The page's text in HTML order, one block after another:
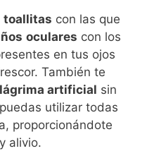
toallitas con las que
oculares con los
en tus ojos
También te
lágrima artificial sin
utilizar todas
proporcionándote
alivio.